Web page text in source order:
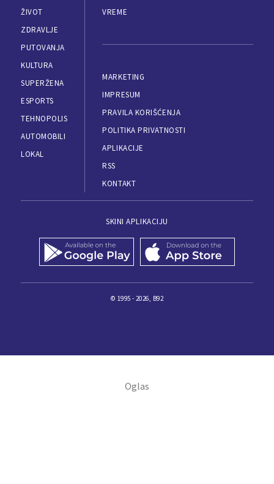
ŽIVOT
ZDRAVLJE
PUTOVANJA
KULTURA
SUPERŽENA
ESPORTS
TEHNOPOLIS
AUTOMOBILI
LOKAL
VREME
MARKETING
IMPRESUM
PRAVILA KORIŠĆENJA
POLITIKA PRIVATNOSTI
APLIKACIJE
RSS
KONTAKT
SKINI APLIKACIJU
© 1995 - 2026, B92